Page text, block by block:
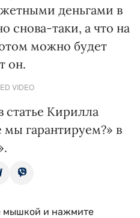
деньгами в
снова-таки, а что на
можно будет
он.
VIDEO
статье Кирилла
гарантируем?» в
мышкой и нажмите